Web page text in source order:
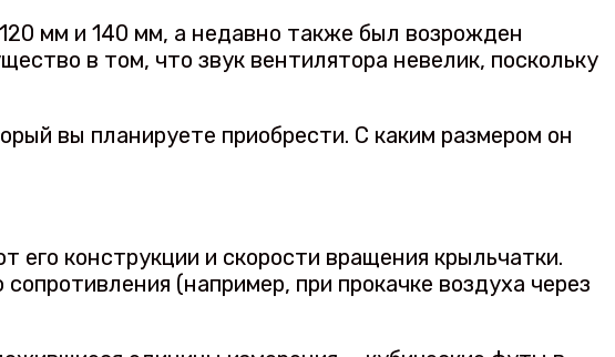
мм и 140 мм, а недавно также был возрожден
в том, что звук вентилятора невелик, поскольку
вы планируете приобрести. С каким размером он
его конструкции и скорости вращения крыльчатки.
(например, при прокачке воздуха через